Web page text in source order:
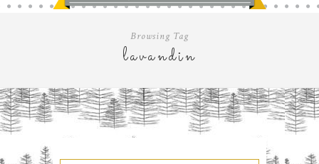
Browsing Tag
lavandin